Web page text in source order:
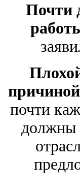
Почти
почти
должны